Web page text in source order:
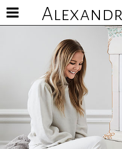
Visa/göm
meny